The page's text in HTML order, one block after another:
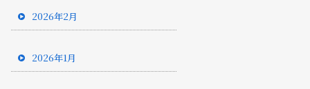
2026年2月
2026年1月